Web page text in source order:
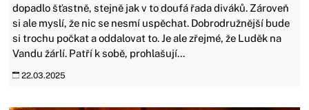
dopadlo šťastně, stejně jak v to doufá řada diváků. Zároveň
si ale myslí, že nic se nesmí uspěchat. Dobrodružnější bude
si trochu počkat a oddalovat to. Je ale zřejmé, že Luděk na
Vandu žárlí. Patří k sobě, prohlašují...
22.03.2025